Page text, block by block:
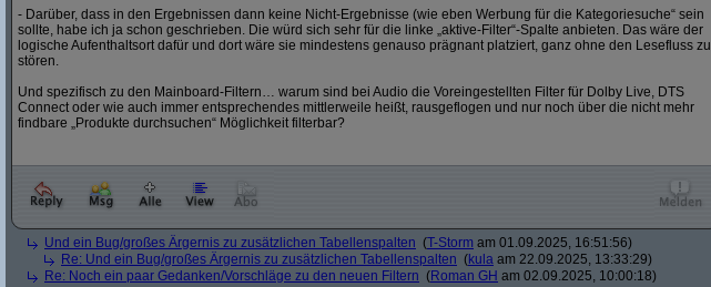
- Darüber, dass in den Ergebnissen dann keine Nicht-Ergebnisse (wie eben Werbung für die Kategoriesuche“ sein
sollte, habe ich ja schon geschrieben. Die würd sich sehr für die linke „aktive-Filter“-Spalte anbieten. Das wäre der
logische Aufenthaltsort dafür und dort wäre sie mindestens genauso prägnant platziert, ganz ohne den Lesefluss zu
stören.
Und spezifisch zu den Mainboard-Filtern… warum sind bei Audio die Voreingestellten Filter für Dolby Live, DTS
Connect oder wie auch immer entsprechendes mittlerweile heißt, rausgeflogen und nur noch über die nicht mehr
findbare „Produkte durchsuchen“ Möglichkeit filterbar?
Und ein Bug/großes Ärgernis zu zusätzlichen Tabellenspalten (T-Storm am 01.09.2025, 16:51:56)
Re: Und ein Bug/großes Ärgernis zu zusätzlichen Tabellenspalten (kula am 22.09.2025, 13:33:29)
Re: Noch ein paar Gedanken/Vorschläge zu den neuen Filtern (Roman GH am 02.09.2025, 10:00:18)